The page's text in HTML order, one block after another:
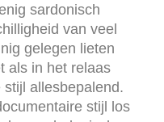
sardonisch
van veel
gelegen lieten
als in het relaas
allesbepalend.
stijl los